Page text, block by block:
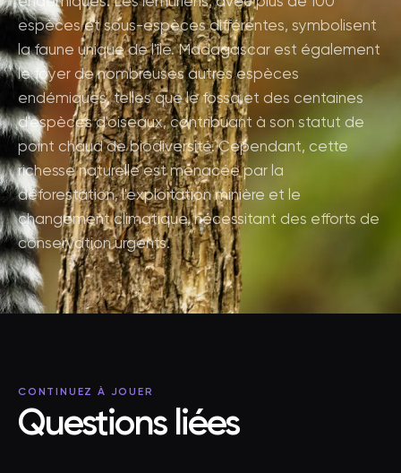
espèces et sous-espèces différentes, symbolisent
la faune unique de l'île. Madagascar est également
le foyer de nombreuses autres espèces
endémiques, telles que le fossa et des centaines
d'espèces d'oiseaux, contribuant à son statut de
point chaud de biodiversité. Cependant, cette
richesse naturelle est menacée par la
déforestation, l'exploitation minière et le
changement climatique, nécessitant des efforts de
conservation urgents.
CONTINUEZ À JOUER
Questions liées